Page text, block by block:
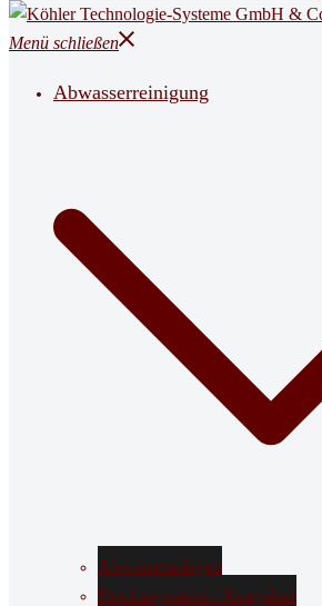
Menü schließen
Abwasserreinigung
Abwasseranlagen
Flockungsmittel / Koagulant